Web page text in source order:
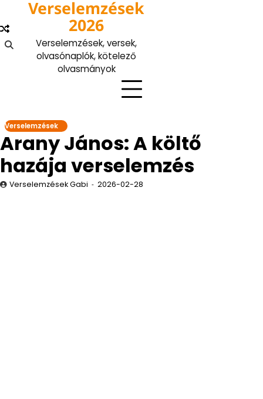
content
Verselemzések
2026
Verselemzések, versek,
olvasónaplók, kötelező
olvasmányok
Verselemzések
Arany János: A költő
hazája verselemzés
Verselemzések Gabi 2026-02-28